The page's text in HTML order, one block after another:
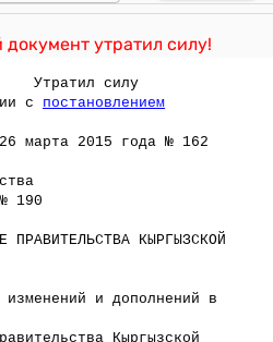
утратил силу!